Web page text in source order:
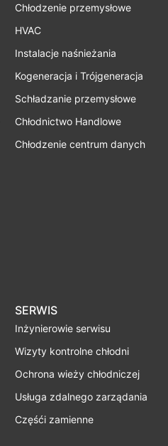
Chłodzenie przemysłowe
HVAC
Instalacje naśnieżania
Kogeneracja i Trójgeneracja
Schładzanie przemysłowe
Chłodnictwo Handlowe
Chłodzenie centrum danych
SERWIS
Inżynierowie serwisu
Wizyty kontrolne chłodni
Ochrona wieży chłodniczej
Usługa zdalnego zarządania
Częśći zamienne